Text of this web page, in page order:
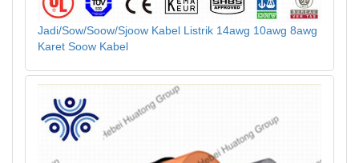
Jadi/Sow/Soow/Sjoow Kabel Listrik 14awg 10awg 8awg
Karet Soow Kabel